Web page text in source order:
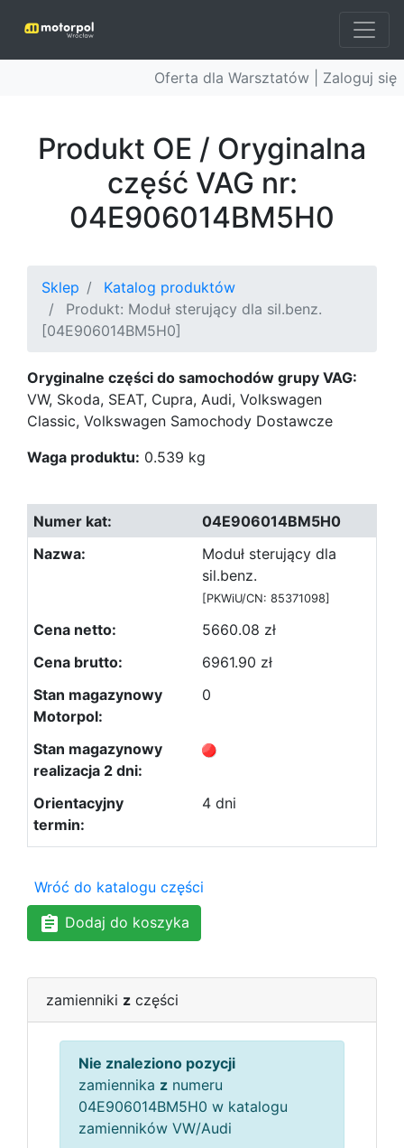
Oferta dla Warsztatów | Zaloguj się
Produkt OE / Oryginalna
część VAG nr:
04E906014BM5H0
Sklep
Katalog produktów
Produkt: Moduł sterujący dla sil.benz.
[04E906014BM5H0]
Oryginalne części do samochodów grupy VAG:
VW, Skoda, SEAT, Cupra, Audi, Volkswagen
Classic, Volkswagen Samochody Dostawcze
Waga produktu: 0.539 kg
04E906014BM5H0
Moduł sterujący dla
sil.benz.
[PKWiU/CN: 85371098]
5660.08 zł
6961.90 zł
0
4 dni
Wróć do katalogu części
Dodaj do koszyka
zamienniki z części
Nie znaleziono pozycji
zamiennika z numeru
04E906014BM5H0 w katalogu
zamienników VW/Audi